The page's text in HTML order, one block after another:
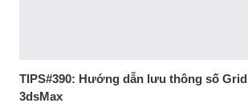
TIPS#390: Hướng dẫn lưu thông số
3dsMax